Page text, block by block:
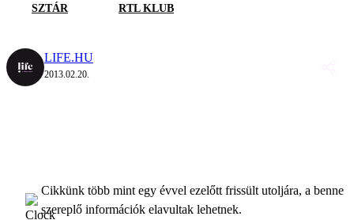
SZTÁR RTL KLUB
LIFE.HU
2013.02.20.
Cikkünk több mint egy évvel ezelőtt frissült utoljára, a benne
szereplő információk elavultak lehetnek.